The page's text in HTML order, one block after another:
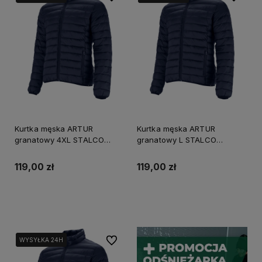
Kurtka męska ARTUR
granatowy 4XL STALCO
119,00 zł
Kurtka męska ARTUR
granatowy L STALCO
119,00 zł
WYSYŁKA 24H
WYSYŁKA 24H Do ulubionych